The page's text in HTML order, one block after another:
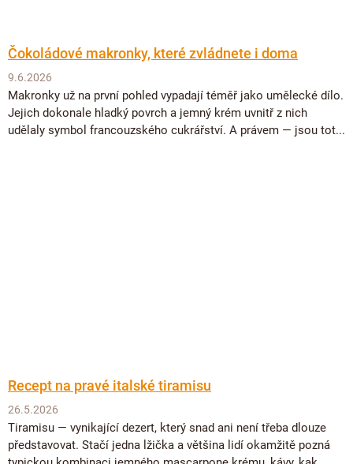
Čokoládové makronky, které zvládnete i doma
9.6.2026
Makronky už na první pohled vypadají téměř jako umělecké dílo.
Jejich dokonale hladký povrch a jemný krém uvnitř z nich
udělaly symbol francouzského cukrářství. A právem — jsou tot...
Recept na pravé italské tiramisu
26.5.2026
Tiramisu — vynikající dezert, který snad ani není třeba dlouze
představovat. Stačí jedna lžička a většina lidí okamžitě pozná